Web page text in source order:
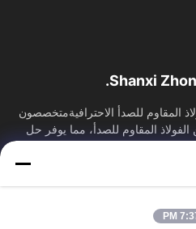
Shanxi
المقاوم للصدأ الاحترافيةمتخصصون
المقاوم للصدأ، مما يوفر حل
جولة في المعمل 7:37